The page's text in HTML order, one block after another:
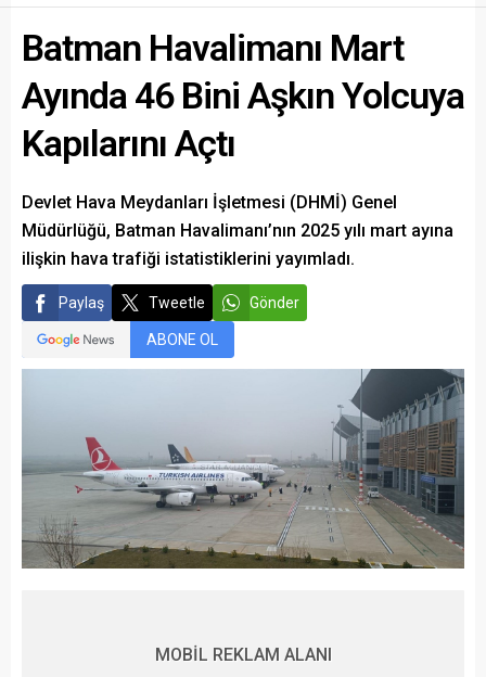
Batman Havalimanı Mart
Ayında 46 Bini Aşkın Yolcuya
Kapılarını Açtı
Devlet Hava Meydanları İşletmesi (DHMİ) Genel
Müdürlüğü, Batman Havalimanı’nın 2025 yılı mart ayına
ilişkin hava trafiği istatistiklerini yayımladı.
Paylaş Tweetle Gönder
ABONE OL
MOBİL REKLAM ALANI